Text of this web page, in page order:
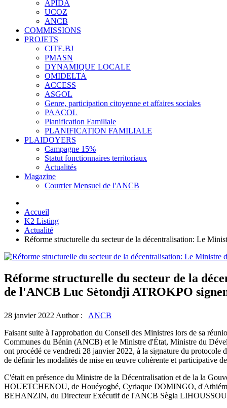
APIDA
UCOZ
ANCB
COMMISSIONS
PROJETS
CITE.BJ
PMASN
DYNAMIQUE LOCALE
OMIDELTA
ACCESS
ASGOL
Genre, participation citoyenne et affaires sociales
PAACOL
Planification Familiale
PLANIFICATION FAMILIALE
PLAIDOYERS
Campagne 15%
Statut fonctionnaires territoriaux
Actualités
Magazine
Courrier Mensuel de l'ANCB
Accueil
K2 Listing
Actualité
Réforme structurelle du secteur de la décentralisation: Le
Réforme structurelle du secteur de la
de l'ANCB Luc Sètondji ATROKPO
28 janvier 2022 Author : ANCB
Faisant suite à l'approbation du Conseil des Ministres lors de sa
Communes du Bénin (ANCB) et le Ministre d'État, Ministre du
ont procédé ce vendredi 28 janvier 2022, à la signature du protocole
de définir les modalités de mise en œuvre cohérente et participative
C'était en présence du Ministre de la Décentralisation et de la la
HOUETCHENOU, de Houéyogbé, Cyriaque DOMINGO,
BEHANZIN, du Directeur Exécutif de l'ANCB Sègla LIHOUSSOU